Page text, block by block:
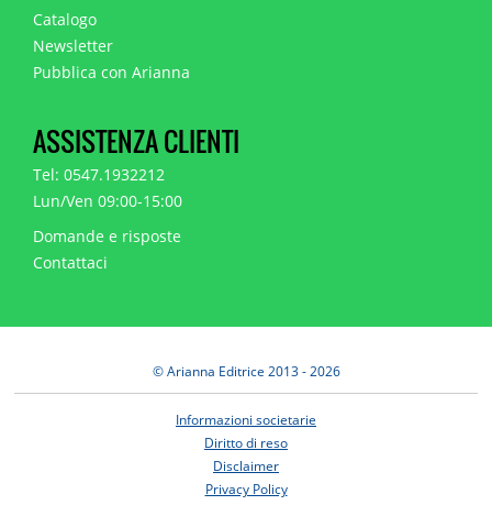
Catalogo
Newsletter
Pubblica con Arianna
ASSISTENZA CLIENTI
Tel: 0547.1932212
Lun/Ven 09:00-15:00
Domande e risposte
Contattaci
© Arianna Editrice 2013 - 2026
Informazioni societarie
Diritto di reso
Disclaimer
Privacy Policy